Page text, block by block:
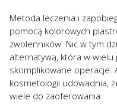
Metoda leczenia i
pomocą kolorowych
zwolenników. Nic w tym
alternatywą, która w
skomplikowane operacje.
kosmetologii udowadnia,
wiele do zaoferowania.